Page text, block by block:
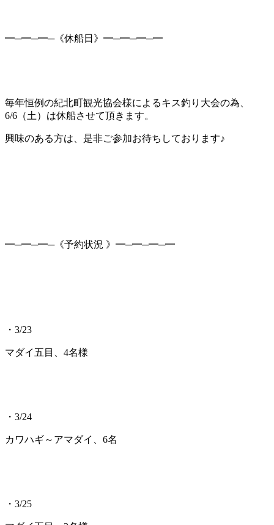
━─━─━─《休船日》━─━─━─━
毎年恒例の紀北町観光協会様によるキス釣り大会の為、
6/6（土）は休船させて頂きます。
興味のある方は、是非ご参加お待ちしております♪
━─━─━─《予約状況 》━─━─━─━
・3/23
マダイ五目、4名様
・3/24
カワハギ～アマダイ、6名
・3/25